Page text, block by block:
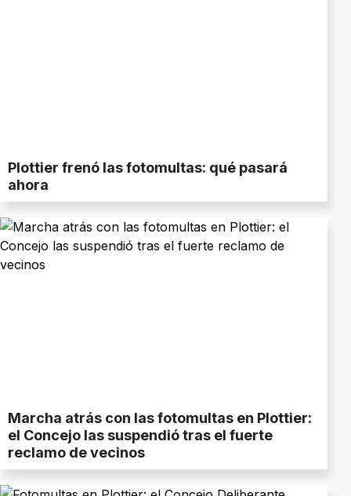
Plottier frenó las fotomultas: qué pasará
ahora
Marcha atrás con las fotomultas en Plottier:
el Concejo las suspendió tras el fuerte
reclamo de vecinos